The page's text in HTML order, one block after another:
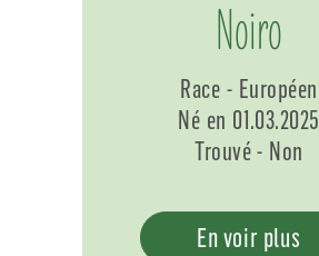
Noiro
Race - Européen
Né en 01.03.2025
Trouvé - Non
En voir plus